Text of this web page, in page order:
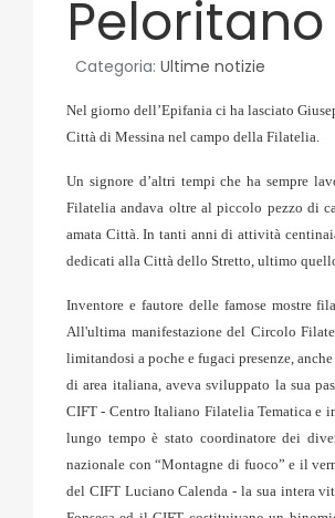
Peloritano
Categoria: Ultime notizie
Nel giorno dell’Epifania ci ha lasciato
Città di Messina nel campo della Filatelia.
Un signore d’altri tempi che ha sempre
Filatelia andava oltre al piccolo pezzo di
amata Città. In tanti anni di attività
dedicati alla Città dello Stretto, ultimo
Inventore e fautore delle famose mostre
All'ultima manifestazione del Circolo
limitandosi a poche e fugaci presenze,
di area italiana, aveva sviluppato la sua
CIFT - Centro Italiano Filatelia Tematica e
lungo tempo è stato coordinatore dei
nazionale con “Montagne di fuoco” e il
del CIFT Luciano Calenda - la sua intera